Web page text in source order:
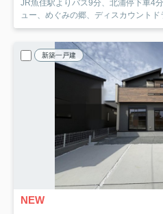
JR魚住駅よりバス9分、北浦停下車4
ュー、めぐみの郷、ディスカウントド
新築一戸建
NEW